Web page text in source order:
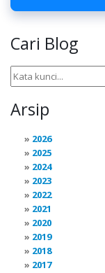
Cari Blog
Arsip
2026
2025
2024
2023
2022
2021
2020
2019
2018
2017